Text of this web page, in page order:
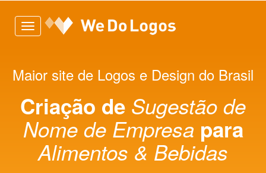
Toggle
navigation
Maior site de Logos e Design do Brasil
Criação de Sugestão de
Nome de Empresa para
Alimentos & Bebidas